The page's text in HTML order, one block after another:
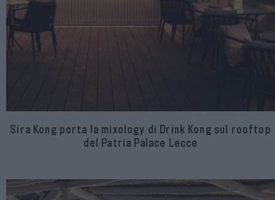
Sira Kong porta la mixology di Drink Kong sul rooftop
del Patria Palace Lecce